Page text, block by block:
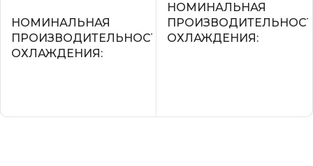
НОМИНАЛЬНАЯ
ПРОИЗВОДИТЕЛЬНОСТЬ
ОХЛАЖДЕНИЯ
НОМИНАЛЬНАЯ
ОХЛАЖДЕНИЯ
УПРАВЛЕНИЕ